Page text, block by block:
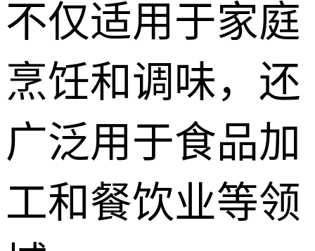
不仅适用于家庭
烹饪和调味，还
广泛用于食品加
工和餐饮业等领